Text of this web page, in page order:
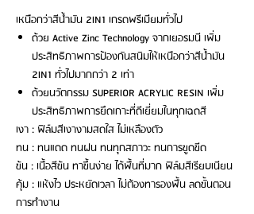
เหนือกว่าสีน้ำมัน 2IN1 เกรดพรีเมียมทั่วไป
ด้วย Active Zinc Technology จากเยอรมนี เพิ่ม
ประสิทธิภาพการป้องกันสนิมให้เหนือกว่าสีน้ำมัน
2IN1 ทั่วไปมากกว่า 2 เท่า
ด้วยนวัตกรรม SUPERIOR ACRYLIC RESIN เพิ่ม
ประสิทธิภาพการยึดเกาะที่ดีเยี่ยมในทุกเฉดสี
เงา : ฟิล์มสีเงางามสดใส ไม่เหลืองตัว
ทน : ทนแดด ทนฝน ทนทุกสภาวะ ทนการขูดขีด
ข้น : เนื้อสีข้น ทาขึ้นง่าย ได้พื้นที่มาก ฟิล์มสีเรียบเนียน
คุ้ม : แห้งไว ประหยัดเวลา ไม่ต้องทารองพื้น ลดขั้นตอน
การทำงาน